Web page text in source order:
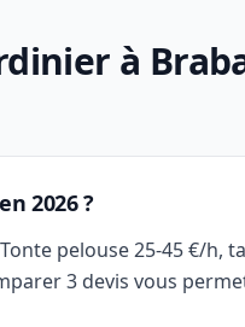
à
2026 ?
pelouse 25-45 €/h,
3 devis vous